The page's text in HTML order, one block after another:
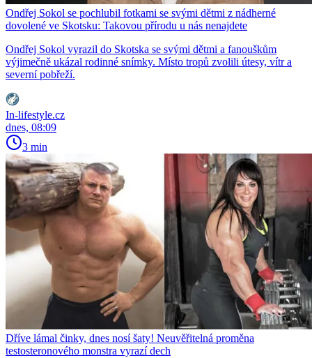
Ondřej Sokol se pochlubil fotkami se svými dětmi z nádherné
dovolené ve Skotsku: Takovou přírodu u nás nenajdete
Ondřej Sokol vyrazil do Skotska se svými dětmi a fanouškům
výjimečně ukázal rodinné snímky. Místo tropů zvolili útesy, vítr a
severní pobřeží.
In-lifestyle.cz
dnes, 08:09
3 min
Dříve lámal činky, dnes nosí šaty! Neuvěřitelná proměna
testosteronového monstra vyrazí dech